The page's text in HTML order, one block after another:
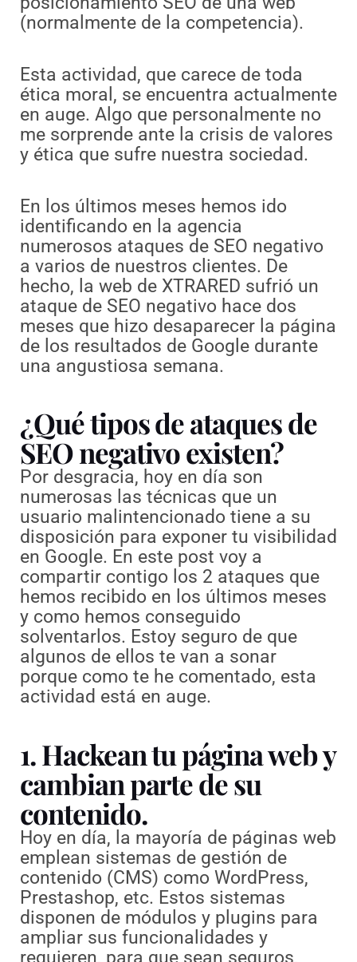
(normalmente de la competencia).
Esta actividad, que carece de toda
ética moral, se encuentra actualmente
en auge. Algo que personalmente no
me sorprende ante la crisis de valores
y ética que sufre nuestra sociedad.
En los últimos meses hemos ido
identificando en la agencia
numerosos ataques de SEO negativo
a varios de nuestros clientes. De
hecho, la web de XTRARED sufrió un
ataque de SEO negativo hace dos
meses que hizo desaparecer la página
de los resultados de Google durante
una angustiosa semana.
¿Qué tipos de ataques de
SEO negativo existen?
Por desgracia, hoy en día son
numerosas las técnicas que un
usuario malintencionado tiene a su
disposición para exponer tu visibilidad
en Google. En este post voy a
compartir contigo los 2 ataques que
hemos recibido en los últimos meses
y como hemos conseguido
solventarlos. Estoy seguro de que
algunos de ellos te van a sonar
porque como te he comentado, esta
actividad está en auge.
1. Hackean tu página web y
cambian parte de su
contenido.
Hoy en día, la mayoría de páginas web
emplean sistemas de gestión de
contenido (CMS) como WordPress,
Prestashop, etc. Estos sistemas
disponen de módulos y plugins para
ampliar sus funcionalidades y
requieren, para que sean seguros,